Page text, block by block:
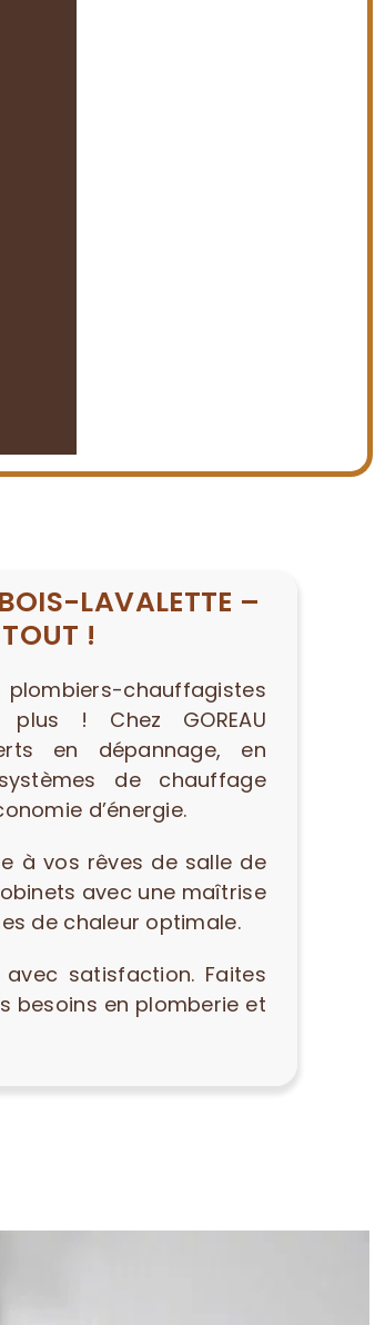
LAVALETTE –
!
chauffagistes
! Chez GOREAU
en dépannage, en
de chauffage
d’énergie.
à vos rêves de salle de
avec une maîtrise
de chaleur optimale.
avec satisfaction. Faites
besoins en plomberie et